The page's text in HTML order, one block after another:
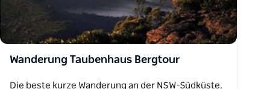
Wanderung Taubenhaus Bergtour
Die beste kurze Wanderung an der NSW-Südküste.